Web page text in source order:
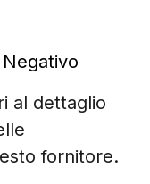
al dettaglio
fornitore.